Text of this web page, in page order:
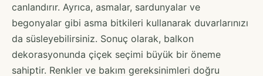
canlandırır. Ayrıca, asmalar, sardunyalar ve
begonyalar gibi asma bitkileri kullanarak duvarlarınızı
da süsleyebilirsiniz. Sonuç olarak, balkon
dekorasyonunda çiçek seçimi büyük bir öneme
sahiptir. Renkler ve bakım gereksinimleri doğru